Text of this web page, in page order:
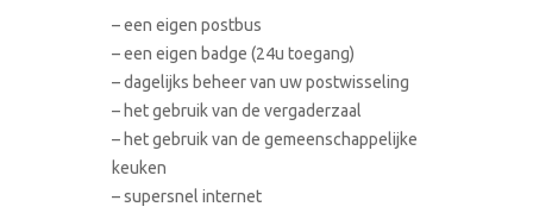
– een eigen postbus
– een eigen badge (24u toegang)
– dagelijks beheer van uw postwisseling
– het gebruik van de vergaderzaal
– het gebruik van de gemeenschappelijke
keuken
– supersnel internet